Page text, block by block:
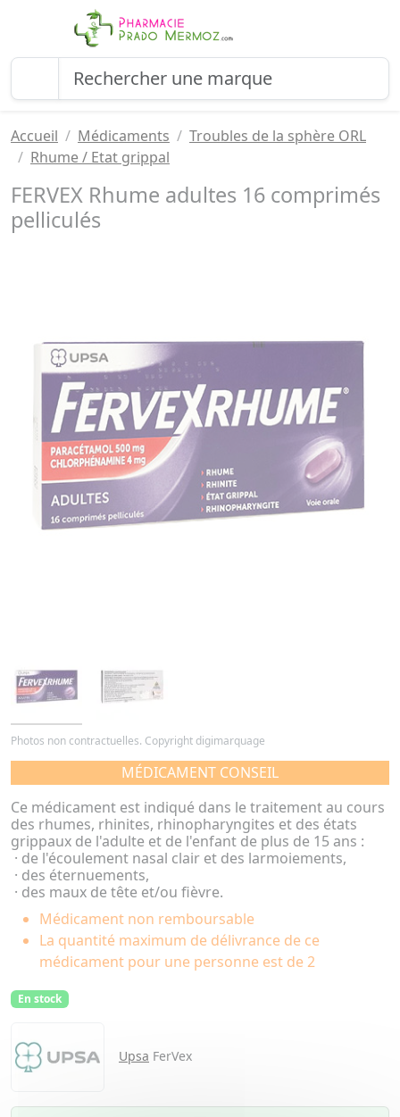
Accueil Médicaments
Troubles de la sphère ORL
Rhume / Etat grippal
FERVEX Rhume adultes 16 comprimés
pelliculés
Photos non contractuelles. Copyright digimarquage
MÉDICAMENT CONSEIL
Ce médicament est indiqué dans le traitement au cours
des rhumes, rhinites, rhinopharyngites et des états
grippaux de l'adulte et de l'enfant de plus de 15 ans :
· de l'écoulement nasal clair et des larmoiements,
· des éternuements,
· des maux de tête et/ou fièvre.
Médicament non remboursable
La quantité maximum de délivrance de ce
médicament pour une personne est de 2
En stock
Upsa FerVex